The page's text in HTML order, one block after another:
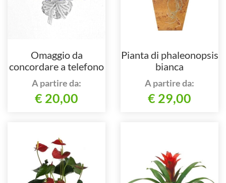
Omaggio da
concordare a telefono
al nostro numero
A partire da:
€ 20,00
Pianta di phaleonopsis
bianca
A partire da:
€ 29,00